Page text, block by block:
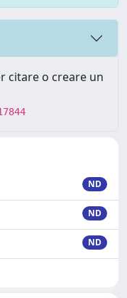
citare o creare un
ND
ND
ND